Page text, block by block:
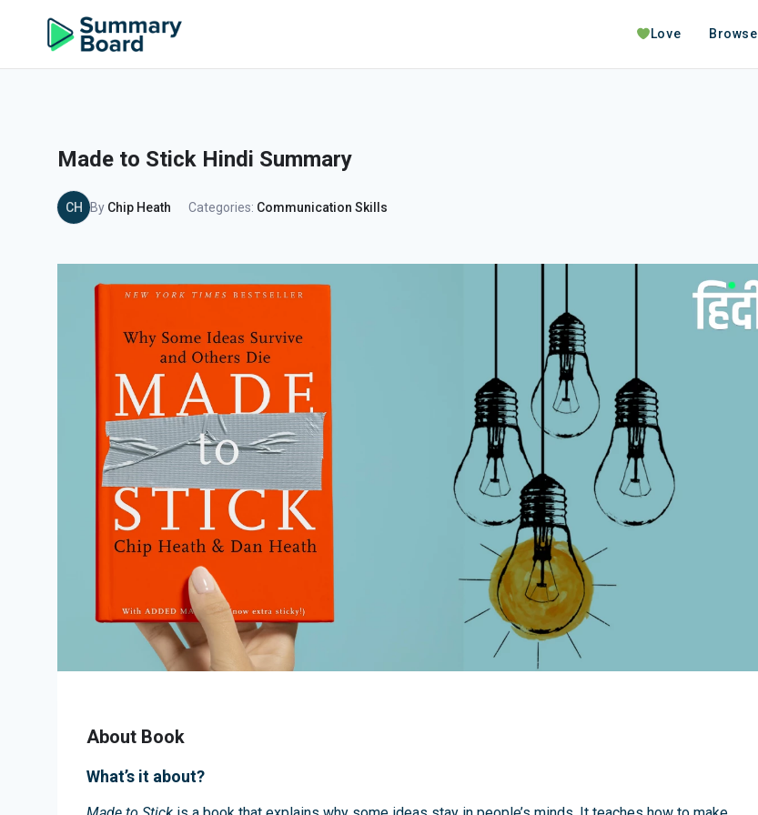
Love Browse
Made to Stick Hindi Summary
CH By Chip Heath Categories: Communication Skills
About Book
What’s it about?